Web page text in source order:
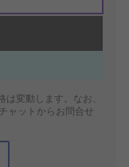
変動します。なお、
ャットからお問合せ